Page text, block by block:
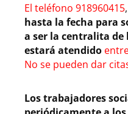
El teléfono 918960415,
hasta la fecha para
a ser la centralita
estará atendido
No se pueden dar
Los trabajadores